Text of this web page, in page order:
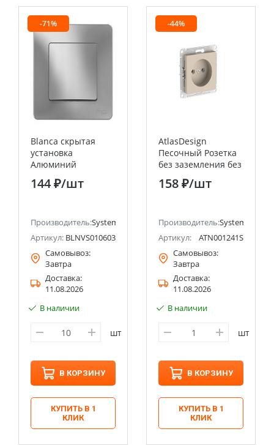
-71%
Blanca скрытая
установка
Алюминий
Переключатель 1
клавишный , 10А
144 ₽/шт
Производитель:Systeme Electric (ранее Schneider Electric)
Артикул: BLNVS010603
Самовывоз:
Завтра
Доставка:
11.08.2026
В наличии
шт
В КОРЗИНУ
КУПИТЬ В 1
КЛИК
-44%
AtlasDesign
Песочный Розетка
без заземления без
шторок, 16А, мех.,
быстрозажим.
158 ₽/шт
Производитель:Systeme
Артикул:
ATN001241S
Самовывоз:
Завтра
Доставка:
11.08.2026
В наличии
шт
В КОРЗИНУ
КУПИТЬ В 1
КЛИК